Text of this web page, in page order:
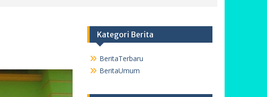
Kategori Berita
BeritaTerbaru
BeritaUmum